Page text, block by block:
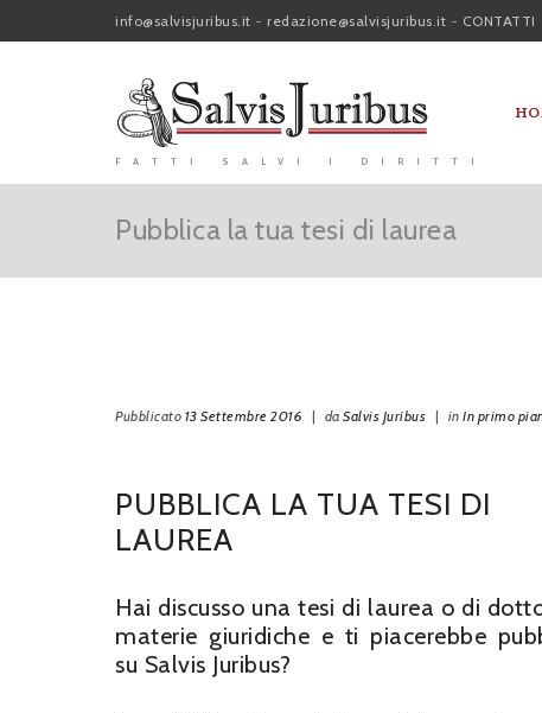
info@salvisjuribus.it - redazione@salvisjuribus.it - CONTATTI
FATTI SALVI I DIRITTI
Pubblica la tua tesi di laurea
Pubblicato 13 Settembre 2016 | da Salvis Juribus | in In primo
PUBBLICA LA TUA TESI DI
LAUREA
Hai discusso una tesi di laurea o di
materie giuridiche e ti piacerebbe
su Salvis Juribus?